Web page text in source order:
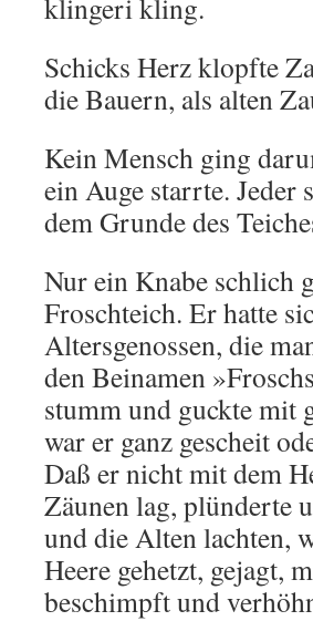
klingeri kling.
Schicks Herz klopfte
die Bauern, als alten
Kein Mensch ging
ein Auge starrte. Jeder
dem Grunde des
Nur ein Knabe schlich
Froschteich. Er hatte
Altersgenossen, die
den Beinamen
stumm und guckte mit
war er ganz gescheit
Daß er nicht mit dem
Zäunen lag, plünderte
und die Alten lachten,
Heere gehetzt, gejagt,
beschimpft und